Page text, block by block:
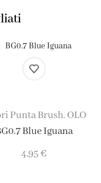
Punta Brush, OLO
Blue Iguana
4,95€